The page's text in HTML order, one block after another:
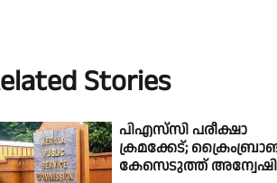
Stories
പിഎസ്‌സി പരീക്ഷാ
ക്രമക്കേട്;
കേസെടുത്ത്